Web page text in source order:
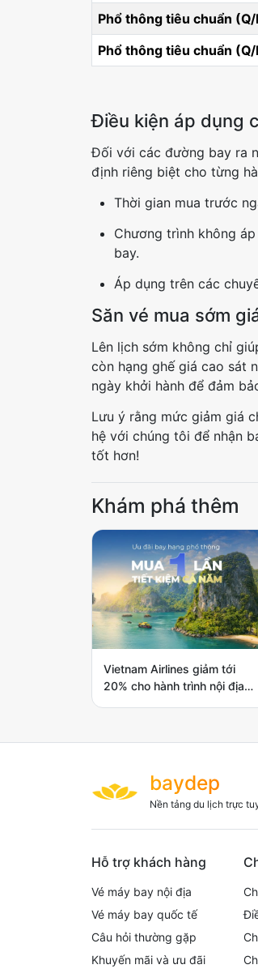
Phổ thông tiêu chuẩn
Phổ thông tiêu chuẩn
Điều kiện áp dụng
Đối với các đường bay ra
định riêng biệt cho từng
Thời gian mua trước
Chương trình không
bay.
Áp dụng trên các
Săn vé mua sớm
Lên lịch sớm không chỉ
còn hạng ghế giá cao sát
ngày khởi hành để đảm
Lưu ý rằng mức giảm giá
hệ với chúng tôi để nhận
tốt hơn!
Khám phá thêm
Vietnam Airlines giảm tới
20% cho hành trình nội địa
baydep
Nền tảng du lịch trực
Hỗ trợ khách hàng
Vé máy bay nội địa
Vé máy bay quốc tế
Câu hỏi thường gặp
Khuyến mãi và ưu đãi